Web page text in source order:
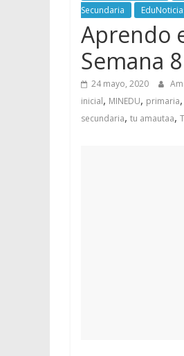
Secundaria
Aprendo
Semana
24 mayo, 2020
inicial, MINEDU, primaria,
secundaria, tu amautaa,